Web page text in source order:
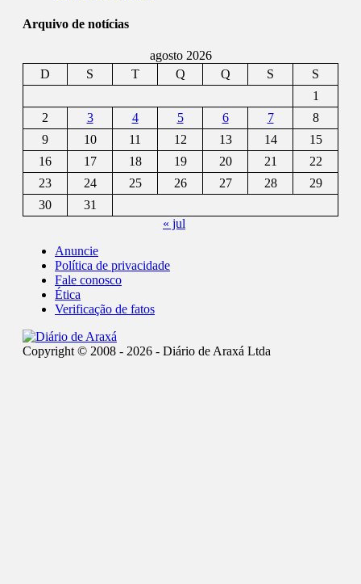
Arquivo de notícias
agosto 2026
D
S T Q Q S
S
1
2
3 4 5 6 7
8
9
10 11 12 13 14
15
16
17 18 19 20 21
22
23
24 25 26 27 28
29
30
31
« jul
Anuncie
Política de privacidade
Fale conosco
Ética
Verificação de fatos
Copyright © 2008 - 2026 - Diário de Araxá Ltda